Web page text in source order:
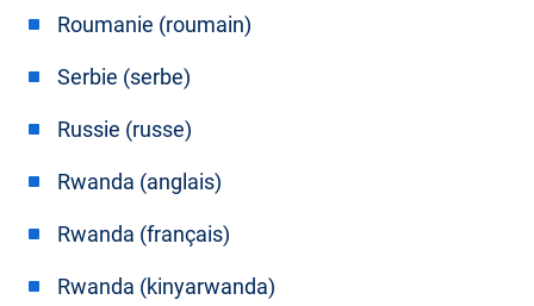
Roumanie (roumain)
Serbie (serbe)
Russie (russe)
Rwanda (anglais)
Rwanda (français)
Rwanda (kinyarwanda)